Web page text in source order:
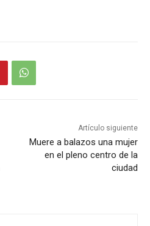
Artículo siguiente
Muere a balazos una mujer
en el pleno centro de la
ciudad